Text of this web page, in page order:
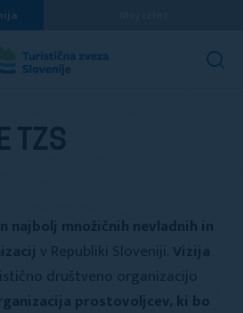
TZS
najbolj množičnih nevladnih in
v Republiki Sloveniji. Vizija
društveno organizacijo
prostovoljcev, ki bo